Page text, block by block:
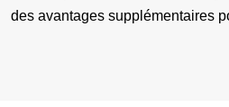
des avantages supplémentaires